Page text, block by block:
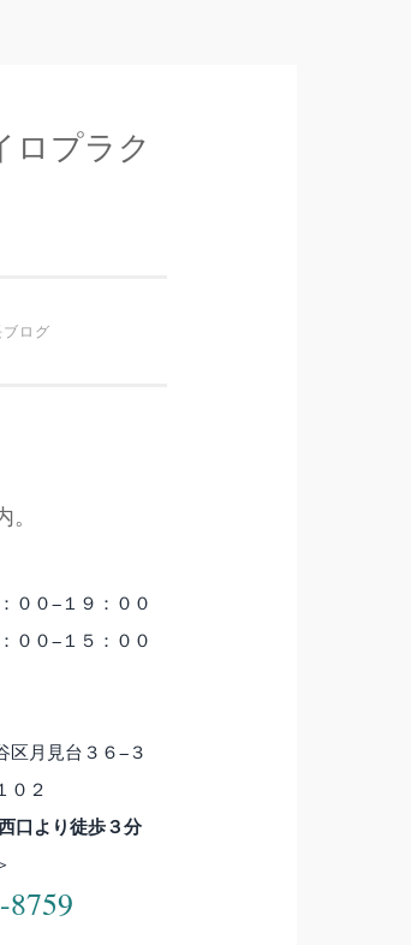
ロプラク
ログ
００−１９：００
−１５：００
区月見台３６−３
０２
口より徒歩３分
8759